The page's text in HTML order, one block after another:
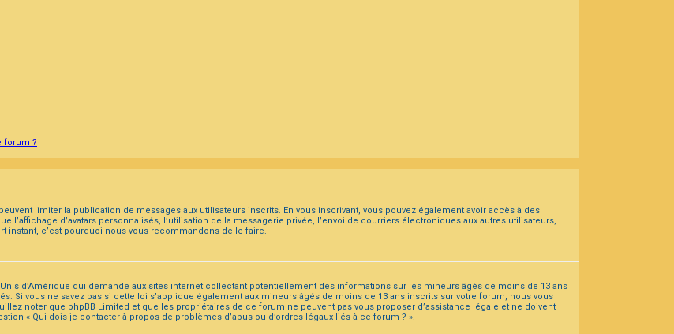
forum ?
limiter la publication de messages aux utilisateurs inscrits. En vous inscrivant, vous pouvez également avoir accès à des
d’avatars personnalisés, l’utilisation de la messagerie privée, l’envoi de courriers électroniques aux autres utilisateurs,
instant, c’est pourquoi nous vous recommandons de le faire.
Unis d’Amérique qui demande aux sites internet collectant potentiellement des informations sur les mineurs âgés de moins de 13 ans
Si vous ne savez pas si cette loi s’applique également aux mineurs âgés de moins de 13 ans inscrits sur votre forum, nous vous
noter que phpBB Limited et que les propriétaires de ce forum ne peuvent pas vous proposer d’assistance légale et ne doivent
« Qui dois-je contacter à propos de problèmes d’abus ou d’ordres légaux liés à ce forum ? ».